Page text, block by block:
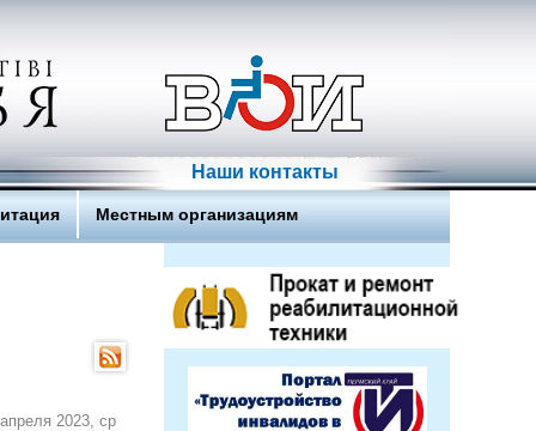
Наши контакты
Местным организациям
2023, ср